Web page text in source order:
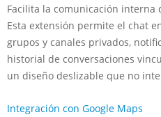
Facilita la comunicación interna
Esta extensión permite el chat
grupos y canales privados,
historial de conversaciones
un diseño deslizable que no
Integración con Google Maps